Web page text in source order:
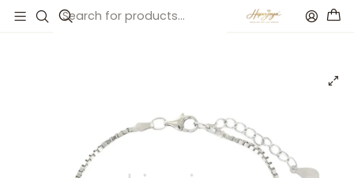
Inicio Catálogo Pulsera de la química plata